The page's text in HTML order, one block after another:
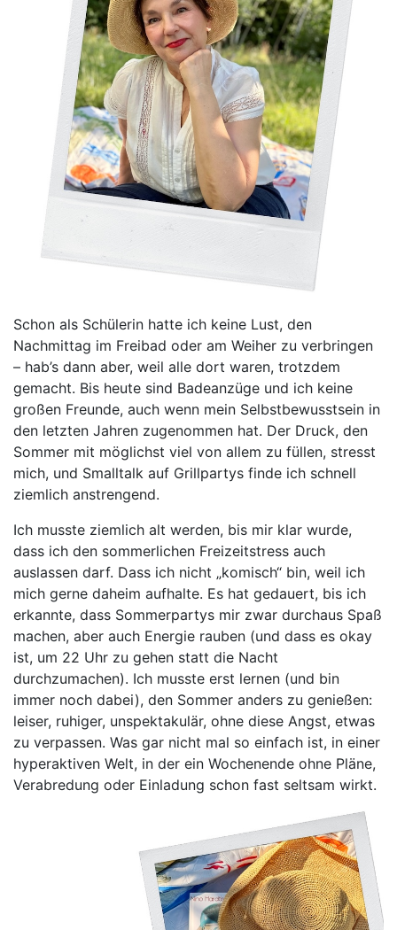
Schon als Schülerin hatte ich keine Lust, den
Nachmittag im Freibad oder am Weiher zu verbringen
– hab’s dann aber, weil alle dort waren, trotzdem
gemacht. Bis heute sind Badeanzüge und ich keine
großen Freunde, auch wenn mein Selbstbewusstsein in
den letzten Jahren zugenommen hat. Der Druck, den
Sommer mit möglichst viel von allem zu füllen, stresst
mich, und Smalltalk auf Grillpartys finde ich schnell
ziemlich anstrengend.
Ich musste ziemlich alt werden, bis mir klar wurde,
dass ich den sommerlichen Freizeitstress auch
auslassen darf. Dass ich nicht „komisch“ bin, weil ich
mich gerne daheim aufhalte. Es hat gedauert, bis ich
erkannte, dass Sommerpartys mir zwar durchaus Spaß
machen, aber auch Energie rauben (und dass es okay
ist, um 22 Uhr zu gehen statt die Nacht
durchzumachen). Ich musste erst lernen (und bin
immer noch dabei), den Sommer anders zu genießen:
leiser, ruhiger, unspektakulär, ohne diese Angst, etwas
zu verpassen. Was gar nicht mal so einfach ist, in einer
hyperaktiven Welt, in der ein Wochenende ohne Pläne,
Verabredung oder Einladung schon fast seltsam wirkt.